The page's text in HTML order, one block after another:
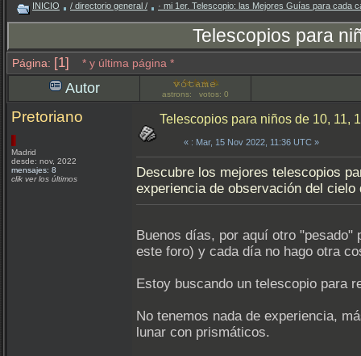
INICIO / directorio general / · mi 1er. Telescopio: las Mejores Guías para cada
Telescopios para
Página: [1] * y última página *
Autor astrons: votos: 0
Pretoriano
Madrid
desde: nov, 2022
mensajes: 8
clik ver los últimos
Telescopios para niños de 10, 11,
« : Mar, 15 Nov 2022, 11:36 UTC »
Descubre los mejores telescopios
experiencia de observación del
Buenos días, por aquí otro "pesado"
este foro) y cada día no hago otra
Estoy buscando un telescopio para
No tenemos nada de experiencia,
lunar con prismáticos.